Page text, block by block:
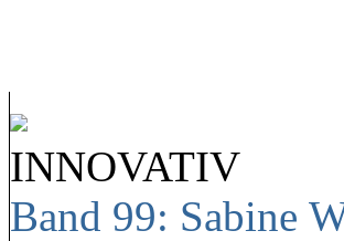
INNOVATIV
Band 99: Sabine